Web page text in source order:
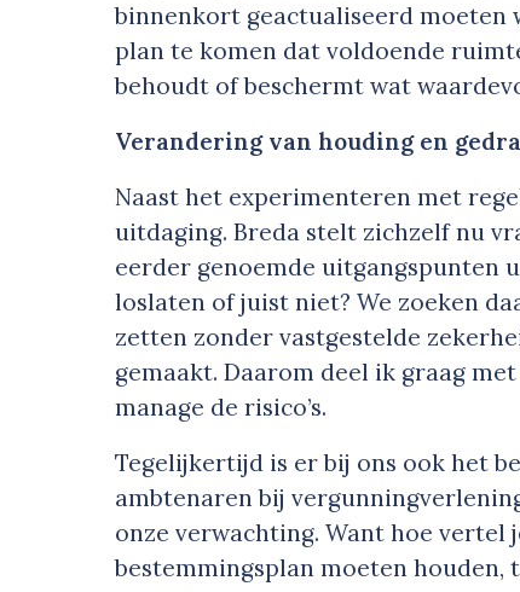
binnenkort geactualiseerd moeten
plan te komen dat voldoende
behoudt of beschermt wat
Verandering van houding en
Naast het experimenteren met
uitdaging. Breda stelt zichzelf nu
eerder genoemde uitgangspunten
loslaten of juist niet? We zoeken
zetten zonder vastgestelde
gemaakt. Daarom deel ik graag
manage de risico’s.
Tegelijkertijd is er bij ons ook het
ambtenaren bij
onze verwachting. Want hoe vertel
bestemmingsplan moeten